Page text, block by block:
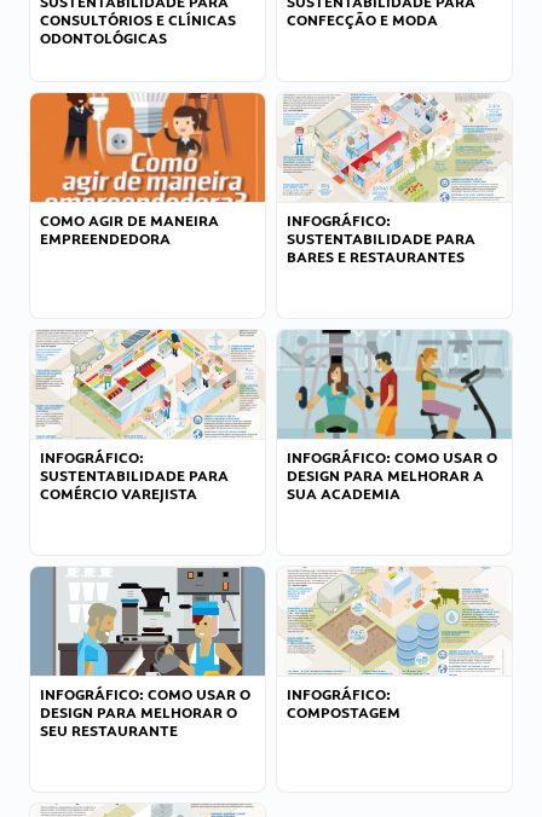
CONSULTÓRIOS E CLÍNICAS
ODONTOLÓGICAS
CONFECÇÃO E MODA
COMO AGIR DE MANEIRA
EMPREENDEDORA
INFOGRÁFICO:
SUSTENTABILIDADE PARA
BARES E RESTAURANTES
INFOGRÁFICO:
SUSTENTABILIDADE PARA
COMÉRCIO VAREJISTA
INFOGRÁFICO: COMO USAR O
DESIGN PARA MELHORAR A
SUA ACADEMIA
INFOGRÁFICO: COMO USAR O
DESIGN PARA MELHORAR O
SEU RESTAURANTE
INFOGRÁFICO:
COMPOSTAGEM